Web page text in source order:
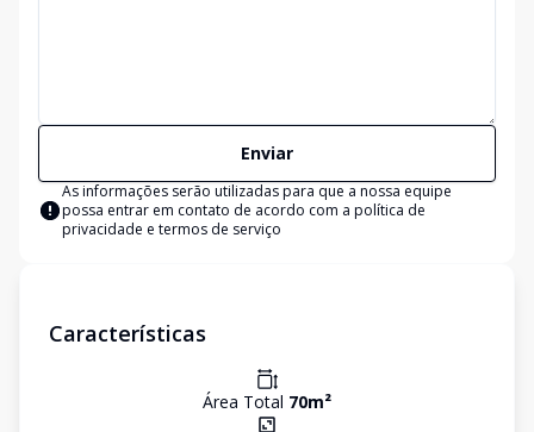
Enviar
As informações serão utilizadas para que a nossa equipe
possa entrar em contato de acordo com a política de
privacidade e termos de serviço
Características
Área Total 70m²